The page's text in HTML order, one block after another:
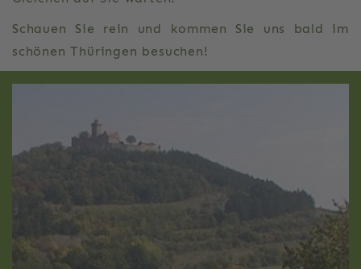
Schauen Sie rein und kommen Sie uns bald im
schönen Thüringen besuchen!